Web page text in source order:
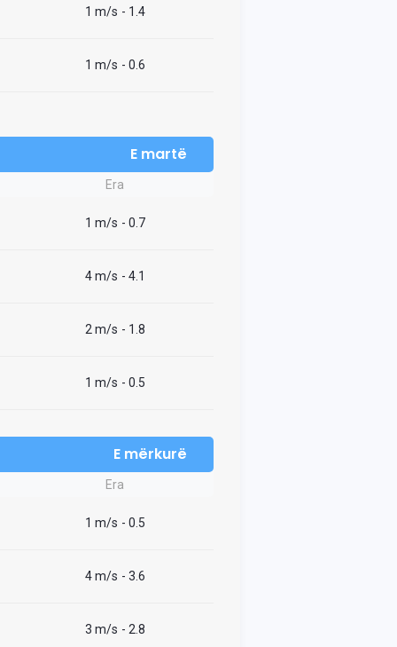
1 m/s - 1.4
1 m/s - 0.6
E martë
Era
1 m/s - 0.7
4 m/s - 4.1
2 m/s - 1.8
1 m/s - 0.5
E mërkurë
Era
1 m/s - 0.5
4 m/s - 3.6
3 m/s - 2.8